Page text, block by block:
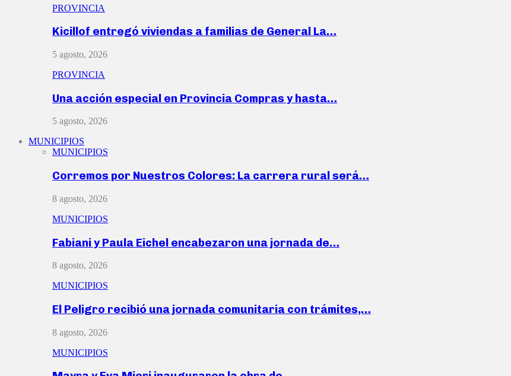
PROVINCIA
Kicillof entregó viviendas a familias de General La…
5 agosto, 2026
PROVINCIA
Una acción especial en Provincia Compras y hasta…
5 agosto, 2026
MUNICIPIOS
MUNICIPIOS
Corremos por Nuestros Colores: La carrera rural será…
8 agosto, 2026
MUNICIPIOS
Fabiani y Paula Eichel encabezaron una jornada de…
8 agosto, 2026
MUNICIPIOS
El Peligro recibió una jornada comunitaria con trámites,…
8 agosto, 2026
MUNICIPIOS